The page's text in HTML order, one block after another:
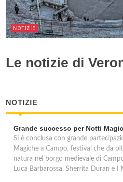
NOTIZIE
Le notizie di
NOTIZIE
Grande successo per Notti
Si è conclusa con grande
Magiche a Campo, festival che da
natura nel borgo medievale di
Luca Barbarossa, Sherrita Duran e I